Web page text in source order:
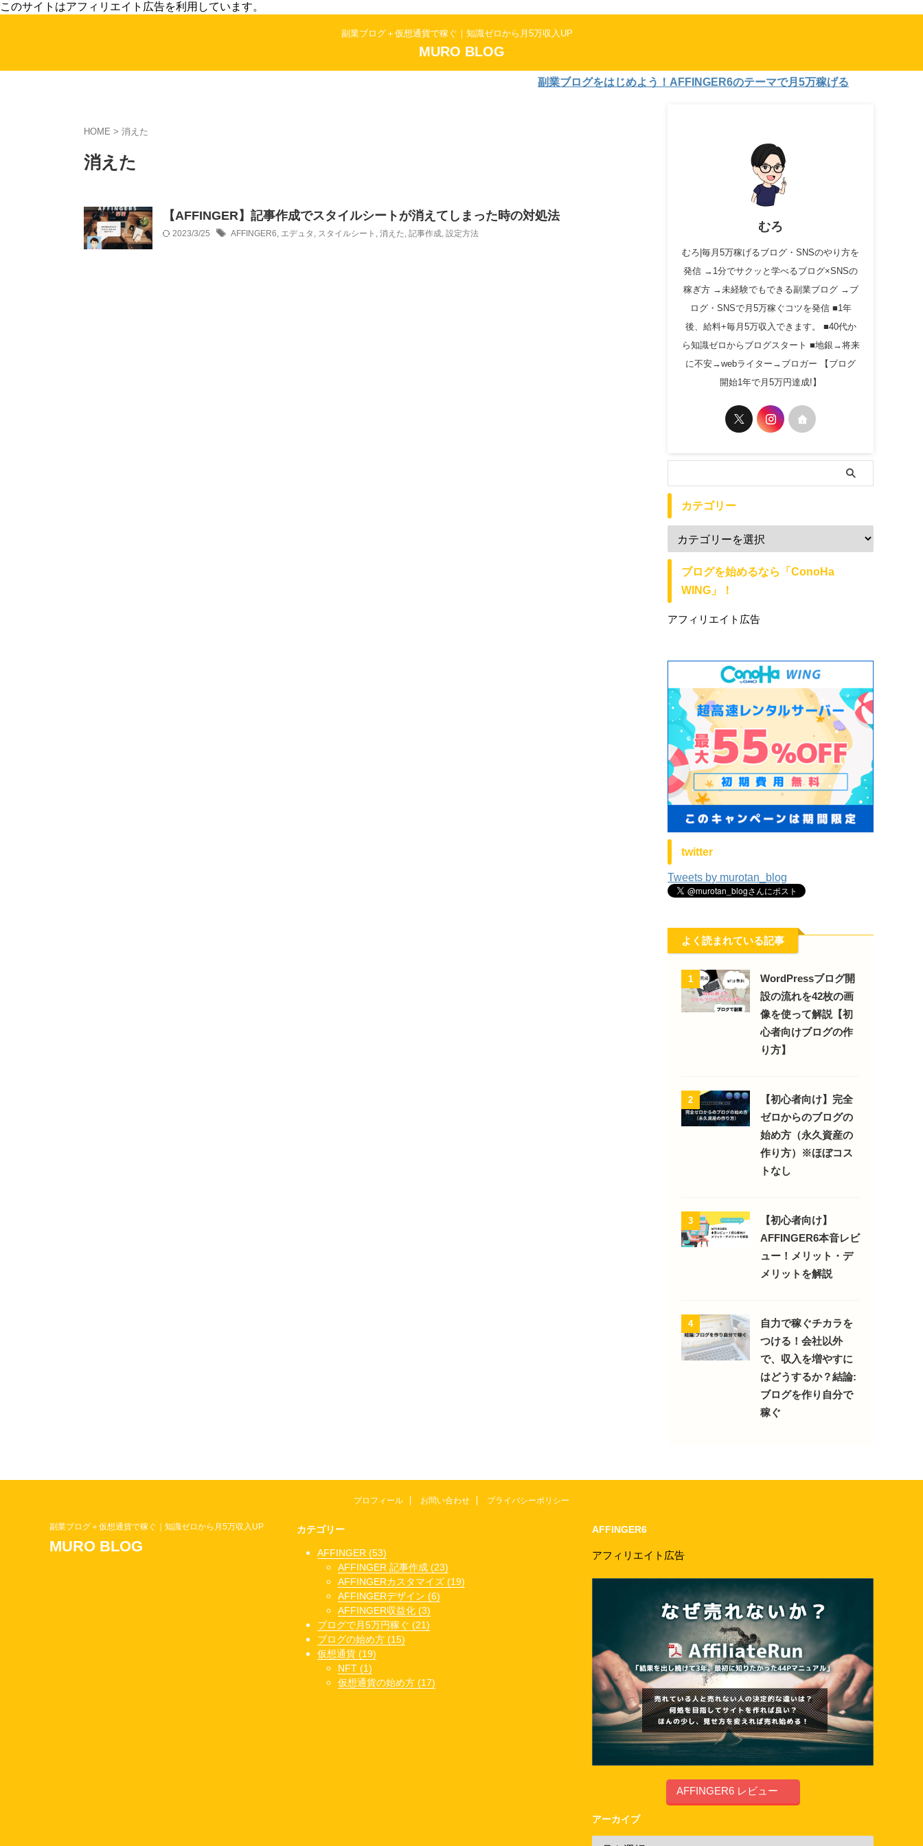
このサイトはアフィリエイト広告を利用しています。
副業ブログ＋仮想通貨で稼ぐ｜知識ゼロから月5万収入UP
MURO BLOG
副業ブログをはじめよう！AFFINGER6のテーマで月5万稼げる
HOME > 消えた
消えた
【AFFINGER】記事作成でスタイルシートが消えてしまった時の対処法
2023/3/25 AFFINGER6, エデュタ , スタイルシート , 消えた, 記事作成, 設定方法 むろ
むろ|毎月5万稼げるブログ・SNSのやり方を
発信 →1分でサクッと学べるブログ×SNSの
稼ぎ方 →未経験でもできる副業ブログ →ブ
ログ・SNSで月5万稼ぐコツを発信 ■1年
後、給料+毎月5万収入できます。 ■40代か
ら知識ゼロからブログスタート ■地銀→将来
に不安→webライター→ブロガー 【ブログ
開始1年で月5万円達成!】
カテゴリー
ブログを始めるなら「ConoHa
WING」！
アフィリエイト広告
twitter
Tweets by murotan_blog
よく読まれている記事
1
WordPressブログ開
設の流れを42枚の画
像を使って解説【初
心者向けブログの作
り方】
2
【初心者向け】完全
ゼロからのブログの
始め方（永久資産の
作り方）※ほぼコス
トなし
3
【初心者向け】
AFFINGER6本音レビ
ュー！メリット・デ
メリットを解説
4
自力で稼ぐチカラを
つける！会社以外
で、収入を増やすに
はどうするか？結論:
ブログを作り自分で
稼ぐ
プロフィール お問い合わせ プライバシーポリシー
カテゴリー
AFFINGER (53)
AFFINGER 記事作成 (23)
AFFINGERカスタマイズ (19)
AFFINGERデザイン (6)
AFFINGER収益化 (3)
ブログで月5万円稼ぐ (21)
ブログの始め方 (15)
仮想通貨 (19)
NFT (1)
仮想通貨の始め方 (17)
AFFINGER6
アフィリエイト広告
AFFINGER6 レビュー
アーカイブ
副業ブログ＋仮想通貨で稼ぐ｜知識ゼロから月5万収入UP
MURO BLOG